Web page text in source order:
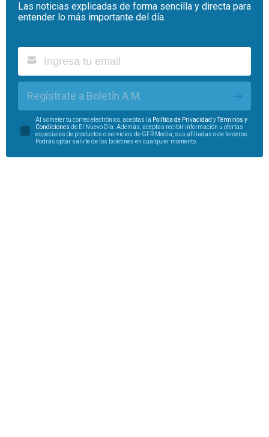
Las noticias explicadas de forma sencilla y directa para
entender lo más importante del día.
Regístrate a Boletín A.M.
Al someter tu correo electrónico, aceptas la Política de Privacidad yTérminos y
Condiciones de El Nuevo Día. Además, aceptas recibir información u ofertas
especiales de productos o servicios de GFR Media, sus afiliadas o de terceros.
Podrás optar salirte de los boletines en cualquier momento.